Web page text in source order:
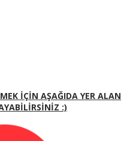
İÇİN AŞAĞIDA YER ALAN
:)